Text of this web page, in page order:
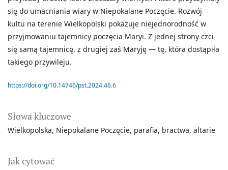
Słowa kluczowe
Wielkopolska Niepokalane Poczęcie parafia bractwa altarie
Jak cytować
się do umacniania wiary w Niepokalane Poczęcie. Rozwój
kultu na terenie Wielkopolski pokazuje niejednorodność w
przyjmowaniu tajemnicy poczęcia Maryi. Z jednej strony czci
się samą tajemnicę, z drugiej zaś Maryję — tę, która dostąpiła
takiego przywileju.
https://doi.org/10.14746/pst.2024.46.6